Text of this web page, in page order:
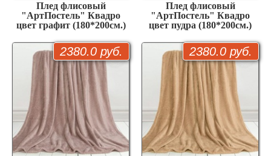
Плед флисовый
"АртПостель" Квадро
цвет графит (180*200см.)
Плед флисовый
"АртПостель" Квадро
цвет пудра (180*200см.)
2380.0 руб. 2380.0 руб.